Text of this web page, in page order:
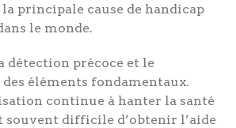
principale cause de handicap
le monde.
détection précoce et le
éléments fondamentaux.
continue à hanter la santé
souvent difficile d’obtenir l’aide